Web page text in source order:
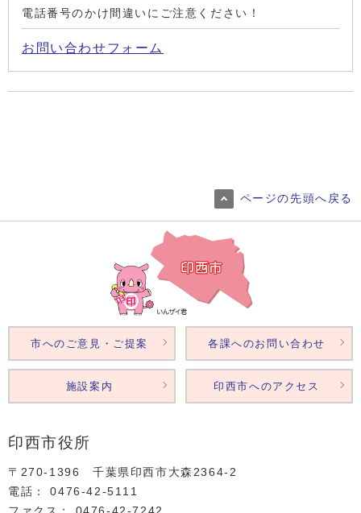
電話番号のかけ間違いにご注意ください！
お問い合わせフォーム
ページの先頭へ戻る
印西市役所
〒270-1396 千葉県印西市大森2364‐2
電話： 0476‐42‐5111
市へのご意見・ご提案 各課へのお問い合わせ
施設案内 印西市へのアクセス